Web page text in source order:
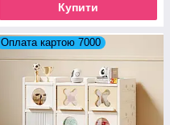
Купити
Оплата картою 7000